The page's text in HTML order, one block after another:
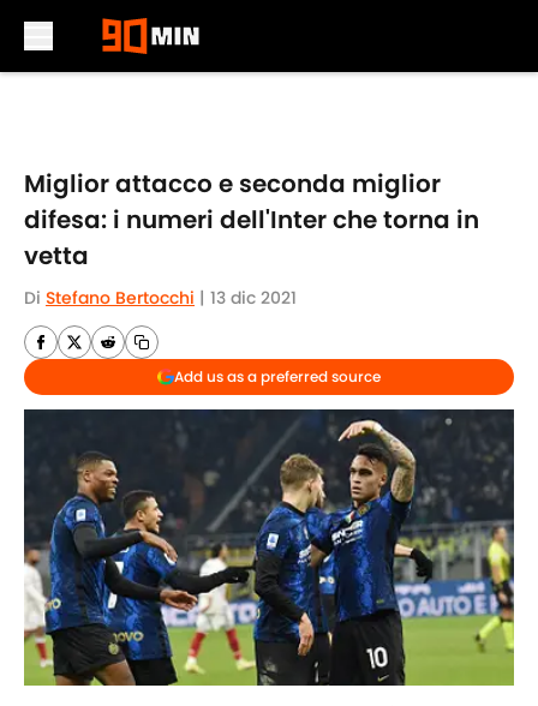
Miglior attacco e seconda miglior
difesa: i numeri dell'Inter che torna in
vetta
Di Stefano Bertocchi | 13 dic 2021
Add us as a preferred source